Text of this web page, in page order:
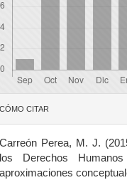
CÓMO CITAR
Carreón Perea, M. J.
los Derechos
aproximaciones